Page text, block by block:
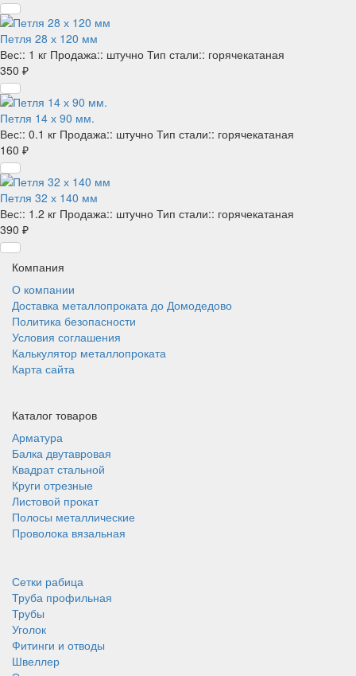
Петля 28 х 120 мм
Вес:: 1 кг Продажа:: штучно Тип стали:: горячекатаная
350 ₽
Петля 14 х 90 мм.
Вес:: 0.1 кг Продажа:: штучно Тип стали:: горячекатаная
160 ₽
Петля 32 х 140 мм
Вес:: 1.2 кг Продажа:: штучно Тип стали:: горячекатаная
390 ₽
Компания
О компании
Доставка металлопроката до Домодедово
Политика безопасности
Условия соглашения
Калькулятор металлопроката
Карта сайта
Каталог товаров
Арматура
Балка двутавровая
Квадрат стальной
Круги отрезные
Листовой прокат
Полосы металлические
Проволока вязальная
Сетки рабица
Труба профильная
Трубы
Уголок
Фитинги и отводы
Швеллер